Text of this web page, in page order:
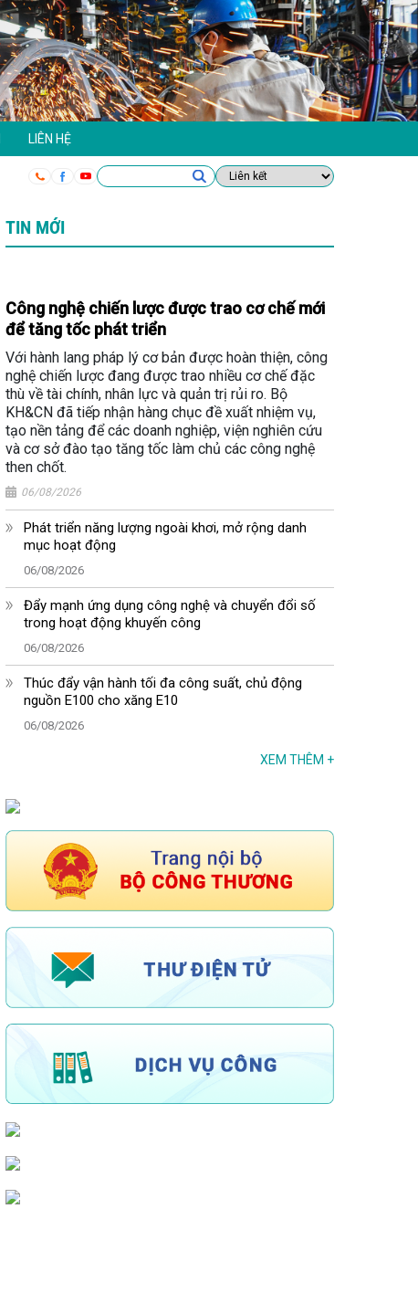
LIÊN HỆ
TIN MỚI
Công nghệ chiến lược được trao cơ chế mới
để tăng tốc phát triển
Với hành lang pháp lý cơ bản được hoàn thiện, công
nghệ chiến lược đang được trao nhiều cơ chế đặc
thù về tài chính, nhân lực và quản trị rủi ro. Bộ
KH&CN đã tiếp nhận hàng chục đề xuất nhiệm vụ,
tạo nền tảng để các doanh nghiệp, viện nghiên cứu
và cơ sở đào tạo tăng tốc làm chủ các công nghệ
then chốt.
06/08/2026
Phát triển năng lượng ngoài khơi, mở rộng danh
mục hoạt động
06/08/2026
Đẩy mạnh ứng dụng công nghệ và chuyển đổi số
trong hoạt động khuyến công
06/08/2026
Thúc đẩy vận hành tối đa công suất, chủ động
nguồn E100 cho xăng E10
06/08/2026
XEM THÊM +